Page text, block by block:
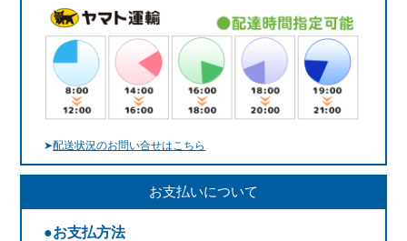
➤配送状況のお問い合せはこちら
お支払いについて
●お支払方法